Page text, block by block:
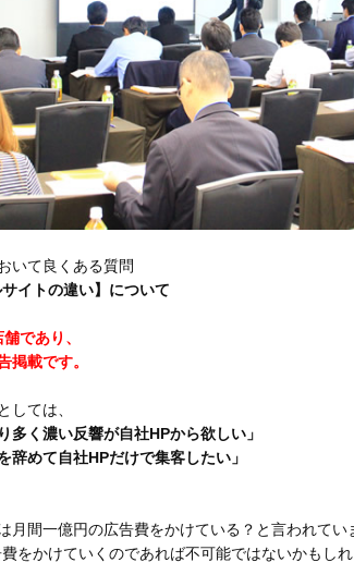
いて良くある質問
サイトの違い】について
であり、
掲載です。
しては、
多く濃い反響が自社HPから欲しい」
辞めて自社HPだけで集客したい」
月間一億円の広告費をかけている？と言われてい
をかけていくのであれば不可能ではないかもし